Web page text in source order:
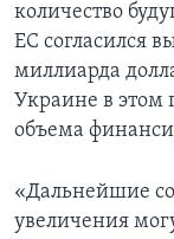
количество
ЕС согласился
миллиарда
Украине в этом
объема
«Дальнейшие
увеличения